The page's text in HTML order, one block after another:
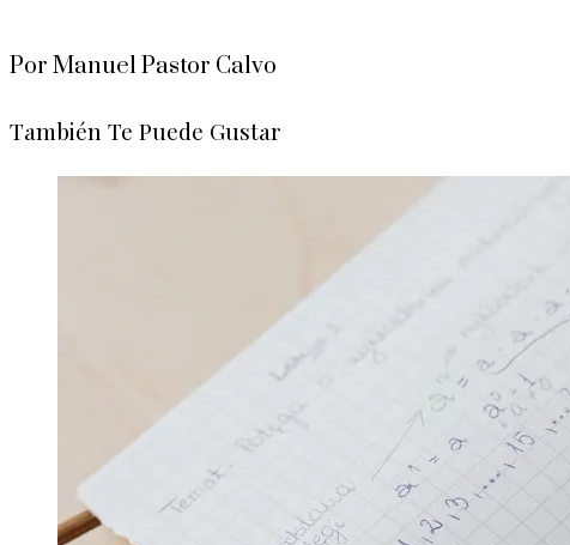
Por Manuel Pastor Calvo
También Te Puede Gustar